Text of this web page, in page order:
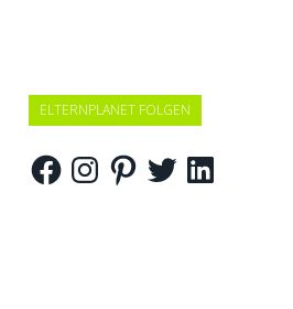
ELTERNPLANET FOLGEN
FacebookInstagramPinterestTwitterLinkedIn